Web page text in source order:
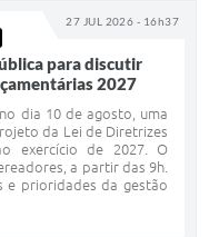
27 JUL 2026 - 16h37
para discutir
2027
dia 10 de agosto, uma
da Lei de Diretrizes
exercício de 2027. O
a partir das 9h.
e prioridades da gestão